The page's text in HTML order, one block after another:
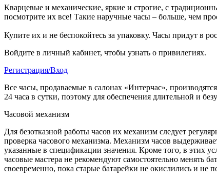
Кварцевые и механические, яркие и строгие, с
посмотрите их все! Такие наручные часы – больше, чем
Купите их и не беспокойтесь за упаковку. Часы придут в
Войдите в личный кабинет, чтобы узнать о привилегиях.
Регистрация/Вход
Все часы, продаваемые в салонах «Интерчас»,
24 часа в сутки, поэтому для обеспечения длительной и
Часовой механизм
Для безотказной работы часов их механизм следует
проверка часового механизма. Механизм часов
указанные в спецификации значения. Кроме того, в этих
часовые мастера не рекомендуют самостоятельно менять
своевременно, пока старые батарейки не окислились и не